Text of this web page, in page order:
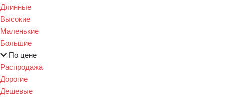
Длинные
Высокие
Маленькие
Большие
По цене
Распродажа
Дорогие
Дешевые